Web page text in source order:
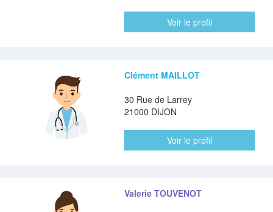
Voir le profil
Clément MAILLOT
30 Rue de Larrey
21000 DIJON
Voir le profil
Valerie TOUVENOT